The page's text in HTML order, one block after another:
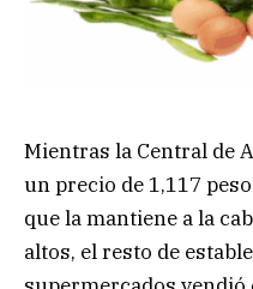
Mientras la Central de
un precio de 1,117
que la mantiene a la
altos, el resto de